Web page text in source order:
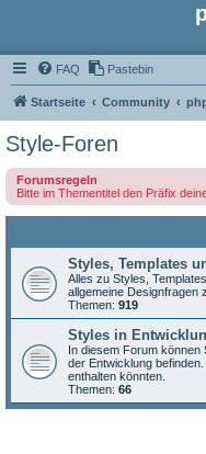
FAQ Pastebin
Startseite Community
Style-Foren
Forumsregeln
Bitte im Thementitel den Präfix
Styles, Templates
Alles zu Styles,
allgemeine Designfragen
Themen: 919
Styles in
In diesem Forum können
der Entwicklung
enthalten könnten.
Themen: 66